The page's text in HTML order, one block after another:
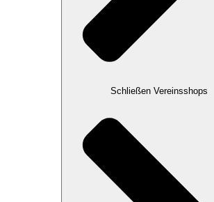
Schließen Vereinsshops